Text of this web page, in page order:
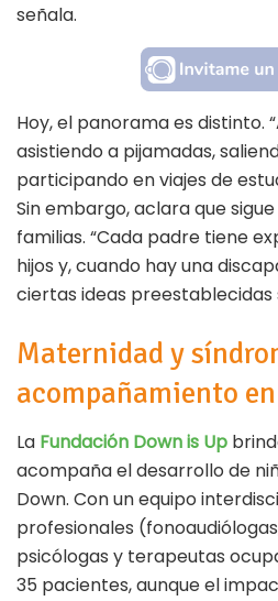
señala.
Hoy, el panorama es distinto.
asistiendo a pijamadas,
participando en viajes de
Sin embargo, aclara que
familias. “Cada padre tiene
hijos y, cuando hay una
ciertas ideas preestablecidas
Maternidad y
acompañamiento
La Fundación Down is Up
acompaña el desarrollo de
Down. Con un equipo
profesionales
psicólogas y terapeutas
35 pacientes, aunque el